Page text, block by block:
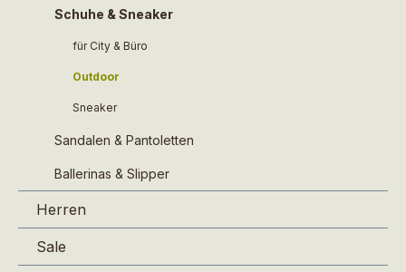
Schuhe & Sneaker
für City & Büro
Outdoor
Sneaker
Sandalen & Pantoletten
Ballerinas & Slipper
Herren
Sale